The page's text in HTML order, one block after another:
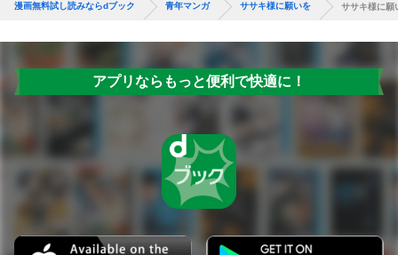
漫画無料試し読みならdブック 青年マンガ ササキ様に願いを ササキ様に願
アプリならもっと便利で快適に！